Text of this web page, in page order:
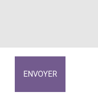
ENVOYER